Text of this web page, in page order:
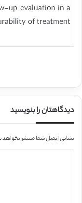
up evaluation in a
of treatment
دیدگاهتان را بنویسید
نشانی ایمیل شما منتشر